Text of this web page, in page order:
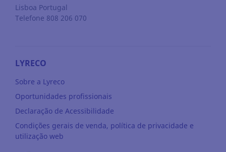
Lisboa Portugal
Telefone 808 206 070
LYRECO
Sobre a Lyreco
Oportunidades profissionais
Declaração de Acessibilidade
Condições gerais de venda, política de privacidade e
utilização web